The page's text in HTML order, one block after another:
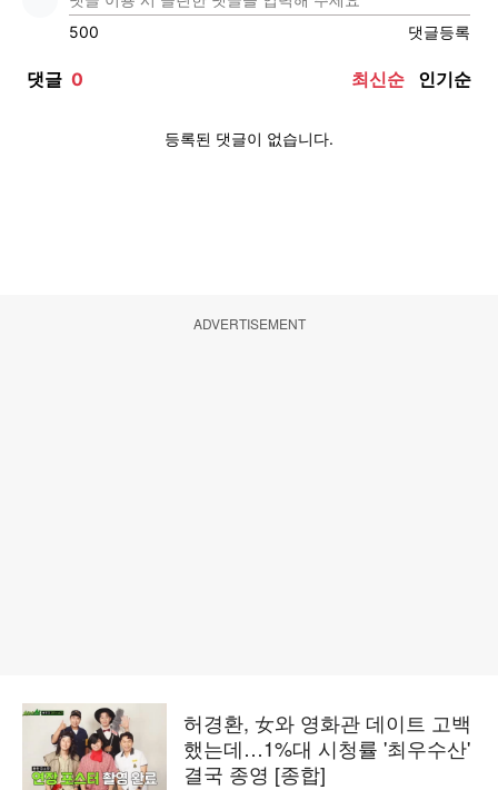
ADVERTISEMENT
허경환, 女와 영화관 데이트 고백
했는데…1%대 시청률 '최우수산'
결국 종영 [종합]